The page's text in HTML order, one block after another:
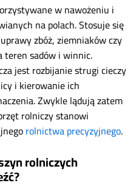
w nawożeniu i
na polach. Stosuje się
zbóż, ziemniaków czy
teren sadów i winnic.
jest rozbijanie strugi cieczy
i kierowanie ich
Zwykle lądują zatem
rolniczy stanowi
rolnictwa precyzyjnego.
rolniczych